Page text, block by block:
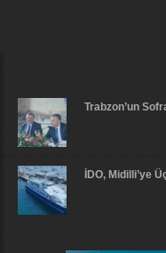
Trabzon’un
İDO, Midilli’ye